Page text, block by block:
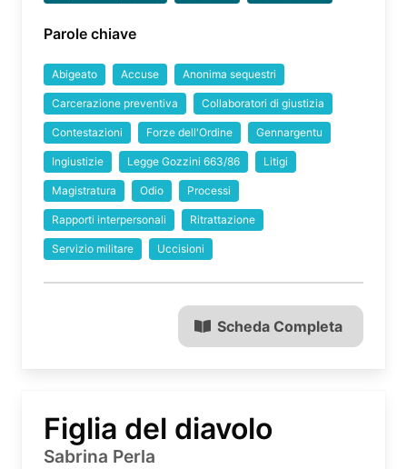
Parole chiave
Abigeato Accuse Anonima sequestri
Carcerazione preventiva Collaboratori di giustizia
Contestazioni Forze dell'Ordine Gennargentu
Ingiustizie Legge Gozzini 663/86 Litigi
Magistratura Odio Processi
Rapporti interpersonali Ritrattazione
Servizio militare Uccisioni
Scheda Completa
Figlia del diavolo
Sabrina Perla